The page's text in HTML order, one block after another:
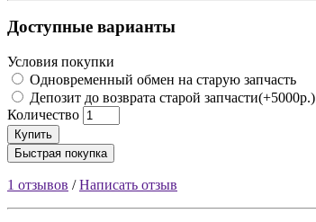
Доступные варианты
Условия покупки
Одновременный обмен на старую запчасть
Депозит до возврата старой запчасти(+5000р.)
Количество
Купить
Быстрая покупка
1 отзывов /Написать отзыв